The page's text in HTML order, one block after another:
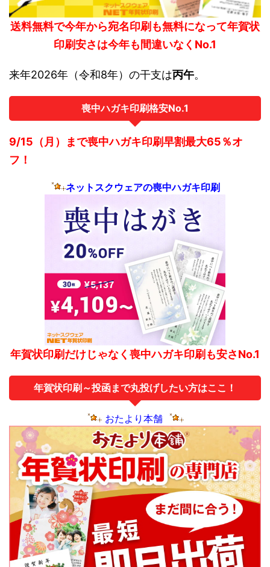
送料無料で今年から宛名印刷も無料になって年賀状
印刷安さは今年も間違いなくNo.1
来年2026年（令和8年）の干支は丙午。
喪中ハガキ印刷格安No.1
9/15（月）まで喪中ハガキ印刷早割最大65％オ
フ！
ネットスクウェアの喪中ハガキ印刷
年賀状印刷だけじゃなく喪中ハガキ印刷も安さNo.1
年賀状印刷～投函まで丸投げしたい方はここ！
おたより本舗